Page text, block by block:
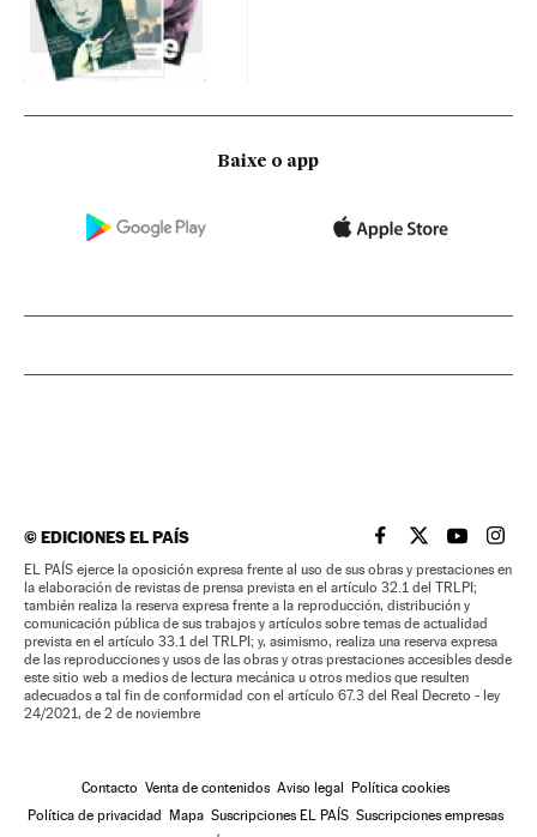
Baixe o app
©EDICIONES EL PAÍS EL PAÍS BRASIL EN
EL PAÍSEL PAÍS
EL
EL PAÍS ejerce la oposición expresa frente al uso de sus obras y prestaciones en
la elaboración de revistas de prensa prevista en el artículo 32.1 del TRLPI;
también realiza la reserva expresa frente a la reproducción, distribución y
comunicación pública de sus trabajos y artículos sobre temas de actualidad
prevista en el artículo 33.1 del TRLPI; y, asimismo, realiza una reserva expresa
de las reproducciones y usos de las obras y otras prestaciones accesibles desde
este sitio web a medios de lectura mecánica u otros medios que resulten
adecuados a tal fin de conformidad con el artículo 67.3 del Real Decreto - ley
24/2021, de 2 de noviembre
Contacto Venta de contenidos Aviso legal
Política cookies
Política de privacidad
Mapa Suscripciones EL PAÍS Suscripciones empresas